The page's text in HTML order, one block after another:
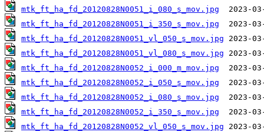
mtk_ft_ha_fd_20120828N0051_i_080_s_mov.jpg
mtk_ft_ha_fd_20120828N0051_i_350_s_mov.jpg
mtk_ft_ha_fd_20120828N0051_vl_050_s_mov.jpg
mtk_ft_ha_fd_20120828N0051_vl_080_s_mov.jpg
mtk_ft_ha_fd_20120828N0052_i_000_m_mov.jpg
mtk_ft_ha_fd_20120828N0052_i_050_s_mov.jpg
mtk_ft_ha_fd_20120828N0052_i_080_s_mov.jpg
mtk_ft_ha_fd_20120828N0052_i_350_s_mov.jpg
mtk_ft_ha_fd_20120828N0052_vl_050_s_mov.jpg